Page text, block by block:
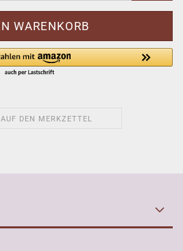
AUF DEN MERKZETTEL